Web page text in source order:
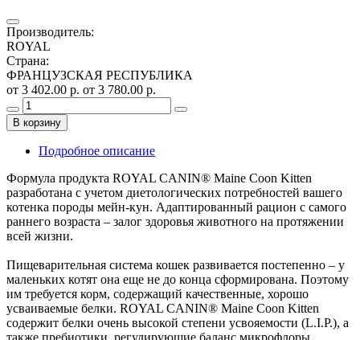
Производитель:
ROYAL
Страна:
ФРАНЦУЗСКАЯ РЕСПУБЛИКА
от 3 402.00 р. от 3 780.00 р.
В корзину
Подробное описание
Формула продукта ROYAL CANIN® Maine Coon Kitten
разработана с учетом диетологических потребностей вашего
котенка породы мейн-кун. Адаптированный рацион с самого
раннего возраста – залог здоровья животного на протяжении
всей жизни.
Пищеварительная система кошек развивается постепенно – у
маленьких котят она еще не до конца сформирована. Поэтому
им требуется корм, содержащий качественные, хорошо
усваиваемые белки. ROYAL CANIN® Maine Coon Kitten
содержит белки очень высокой степени усвояемости (L.I.P.), а
также пребиотики, регулирующие баланс микрофлоры